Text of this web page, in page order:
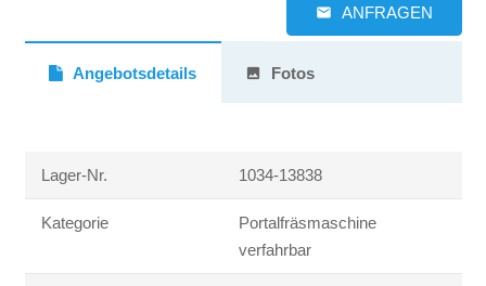
email ANFRAGEN
Angebotsdetails photo Fotos
Lager-Nr. 1034-13838
Kategorie
Portalfräsmaschine
verfahrbar